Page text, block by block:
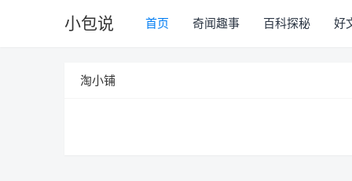
小包说 首页 奇闻趣事 百科探秘 好
淘小铺